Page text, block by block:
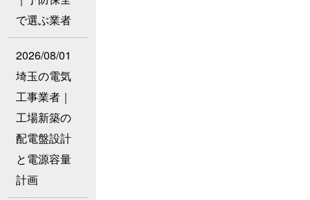
で選ぶ業者
2026/08/01
埼玉の電気
工事業者｜
工場新築の
配電盤設計
と電源容量
計画